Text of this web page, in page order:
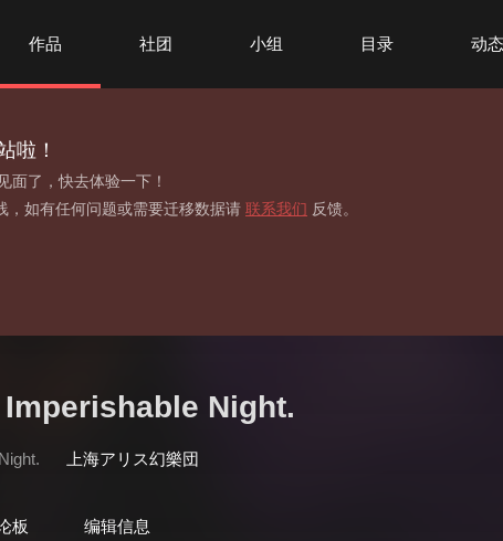
作品 社团 小组 目录 动态
啦！
面了，快去体验一下！
如有任何问题或需要迁移数据请 联系我们 反馈。
Night.
上海アリス幻樂団
板 编辑信息